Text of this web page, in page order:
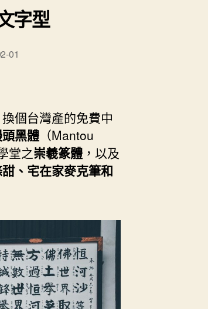
字型
01
個台灣產的免費中
黑體 （Mantou
堂之崇羲篆體 ，以及
、宅在家麥克筆和